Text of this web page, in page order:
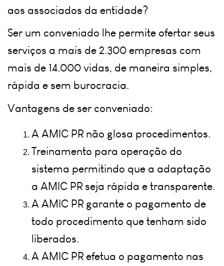
aos associados da entidade?
Ser um conveniado lhe permite ofertar seus
serviços a mais de 2.300 empresas com
mais de 14.000 vidas, de maneira simples,
rápida e sem burocracia.
Vantagens de ser conveniado:
A AMIC PR não glosa procedimentos.
Treinamento para operação do
sistema permitindo que a adaptação
a AMIC PR seja rápida e transparente.
A AMIC PR garante o pagamento de
todo procedimento que tenham sido
liberados.
A AMIC PR efetua o pagamento nas